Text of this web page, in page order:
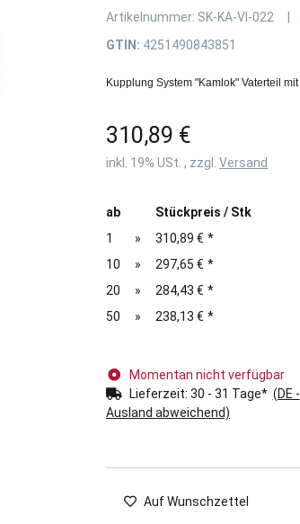
Artikelnummer: SK-KA-VI-022
GTIN: 4251490843851
Kupplung System "Kamlok" Vaterteil
310,89 €
inkl. 19% USt. , zzgl. Versand
ab
Stückpreis / Stk
1
» 310,89 € *
10
» 297,65 € *
20
» 284,43 € *
50
» 238,13 € *
Momentan nicht verfügbar
Lieferzeit: 30 - 31 Tage* (DE -
Ausland abweichend)
Auf Wunschzettel